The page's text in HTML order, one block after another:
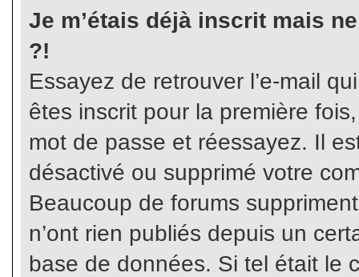
Je m’étais déjà inscrit mais
?!
Essayez de retrouver l’e-mail
êtes inscrit pour la première
mot de passe et réessayez. Il
désactivé ou supprimé votre
Beaucoup de forums
n’ont rien publiés depuis un
base de données. Si tel était le